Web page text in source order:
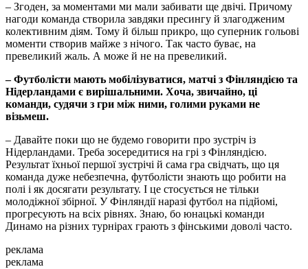
– Згоден, за моментами ми мали забивати ще двічі. Причому
нагоди команда створила завдяки пресингу й злагодженим
колективним діям. Тому й більш прикро, що суперник гольові
моменти створив майже з нічого. Так часто буває, на
превеликий жаль. А може й не на превеликий.
– Футболісти мають мобілізуватися, матчі з Фінляндією та
Нідерландами є вирішальними. Хоча, звичайно, ці
команди, судячи з гри між ними, голими руками не
візьмеш.
– Давайте поки що не будемо говорити про зустріч із
Нідерландами. Треба зосередитися на грі з Фінляндією.
Результат їхньої першої зустрічі й сама гра свідчать, що ця
команда дуже небезпечна, футболісти знають що робити на
полі і як досягати результату. І це стосується не тільки
молодіжної збірної. У Фінляндії наразі футбол на підйомі,
прогресують на всіх рівнях. Знаю, бо юнацькі команди
Динамо на різних турнірах грають з фінськими доволі часто.
реклама
реклама